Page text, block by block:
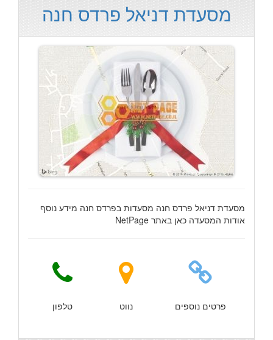
מסעדת דניאל פרדס חנה
מסעדת דניאל פרדס חנה מסעדות בפרדס חנה מידע נוסף
אודות המסעדה כאן באתר NetPage
פרטים נוספים נווט טלפון